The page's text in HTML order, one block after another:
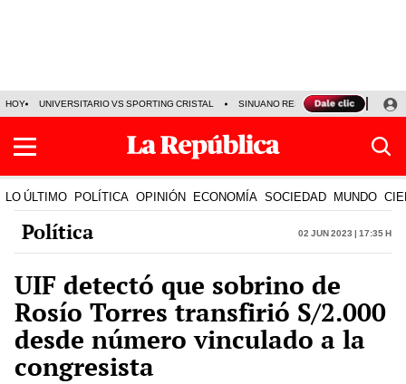
HOY UNIVERSITARIO VS SPORTING CRISTAL SINUANO RESULTADOS HOY
LO ÚLTIMO POLÍTICA OPINIÓN ECONOMÍA SOCIEDAD MUNDO
Política 02 Jun 2023 | 17:35 h
UIF detectó que sobrino de
Rosío Torres transfirió S/2.000
desde número vinculado a la
congresista